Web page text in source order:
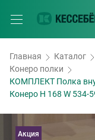
Главная Каталог
Конеро полки
КОМПЛЕКТ Полка
Конеро H 168 W
Акция